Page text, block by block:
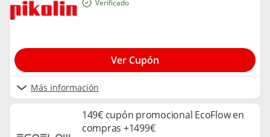
Más información
Verificado
Ver Cupón
149€ cupón promocional EcoFlow en
compras +1499€